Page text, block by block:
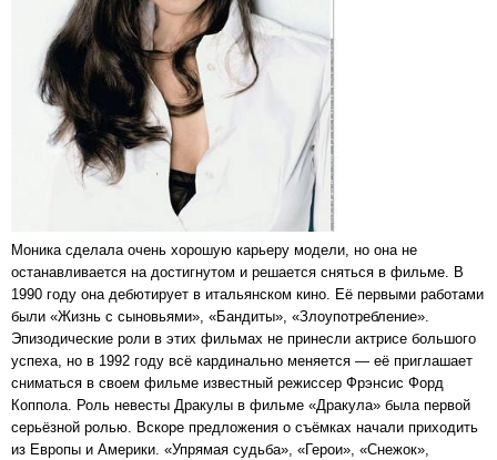
Моника сделала очень хорошую карьеру модели, но она не
останавливается на достигнутом и решается сняться в фильме. В
1990 году она дебютирует в итальянском кино. Её первыми работами
были «Жизнь с сыновьями», «Бандиты», «Злоупотребление».
Эпизодические роли в этих фильмах не принесли актрисе большого
успеха, но в 1992 году всё кардинально меняется — её приглашает
сниматься в своем фильме известный режиссер Фрэнсис Форд
Коппола. Роль невесты Дракулы в фильме «Дракула» была первой
серьёзной ролью. Вскоре предложения о съёмках начали приходить
из Европы и Америки. «Упрямая судьба», «Герои», «Снежок»,